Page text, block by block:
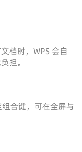
档时，WPS 会自
担。
合键，可在全屏与